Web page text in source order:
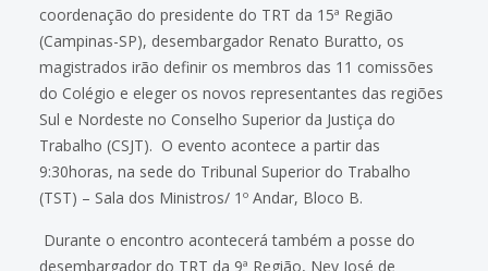
coordenação do presidente do TRT da 15ª Região
(Campinas-SP), desembargador Renato Buratto, os
magistrados irão definir os membros das 11 comissões
do Colégio e eleger os novos representantes das regiões
Sul e Nordeste no Conselho Superior da Justiça do
Trabalho (CSJT). O evento acontece a partir das
9:30horas, na sede do Tribunal Superior do Trabalho
(TST) – Sala dos Ministros/ 1º Andar, Bloco B.
Durante o encontro acontecerá também a posse do
desembargador do TRT da 9ª Região, Ney José de